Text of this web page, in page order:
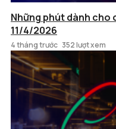
Những phút dành cho
11/4/2026
4 tháng trước 352 lượt xem